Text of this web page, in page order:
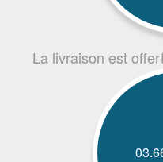
La livraison est